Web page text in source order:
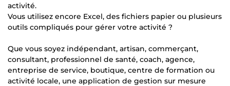
activité.
Vous utilisez encore Excel, des fichiers papier ou plusieurs
outils compliqués pour gérer votre activité ?
Que vous soyez indépendant, artisan, commerçant,
consultant, professionnel de santé, coach, agence,
entreprise de service, boutique, centre de formation ou
activité locale, une application de gestion sur mesure